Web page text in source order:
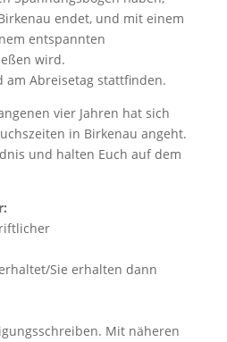
endet, und mit einem
entspannten
wird.
am Abreisetag stattfinden.
vier Jahren hat sich
in Birkenau angeht.
und halten Euch auf dem
Sie erhalten dann
Mit näheren